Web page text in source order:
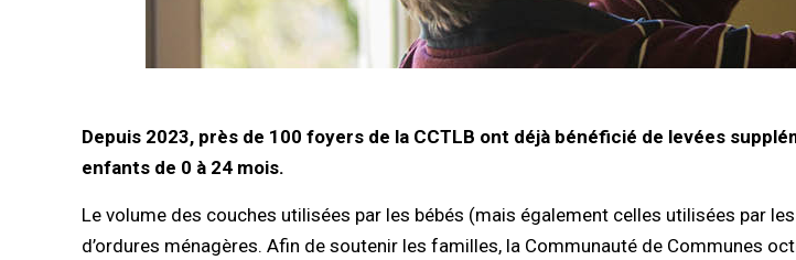
Depuis 2023, près de 100 foyers de la CCTLB ont déjà bénéficié de levées
enfants de 0 à 24 mois.
Le volume des couches utilisées par les bébés (mais également celles utilisées par
d’ordures ménagères. Afin de soutenir les familles, la Communauté de Communes